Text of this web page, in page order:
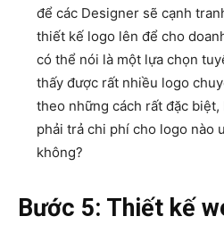
để các Designer sẽ cạnh
thiết kế logo lên để cho
có thể nói là một lựa chọn
thấy được rất nhiều logo
theo những cách rất đặc
phải trả chi phí cho logo nào
không?
Bước 5: Thiết kế